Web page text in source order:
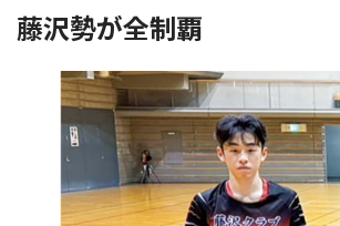
藤沢勢が全制覇